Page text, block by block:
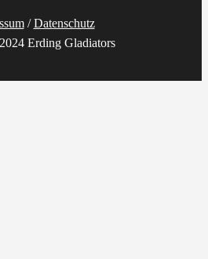
/Datenschutz
Erding Gladiators